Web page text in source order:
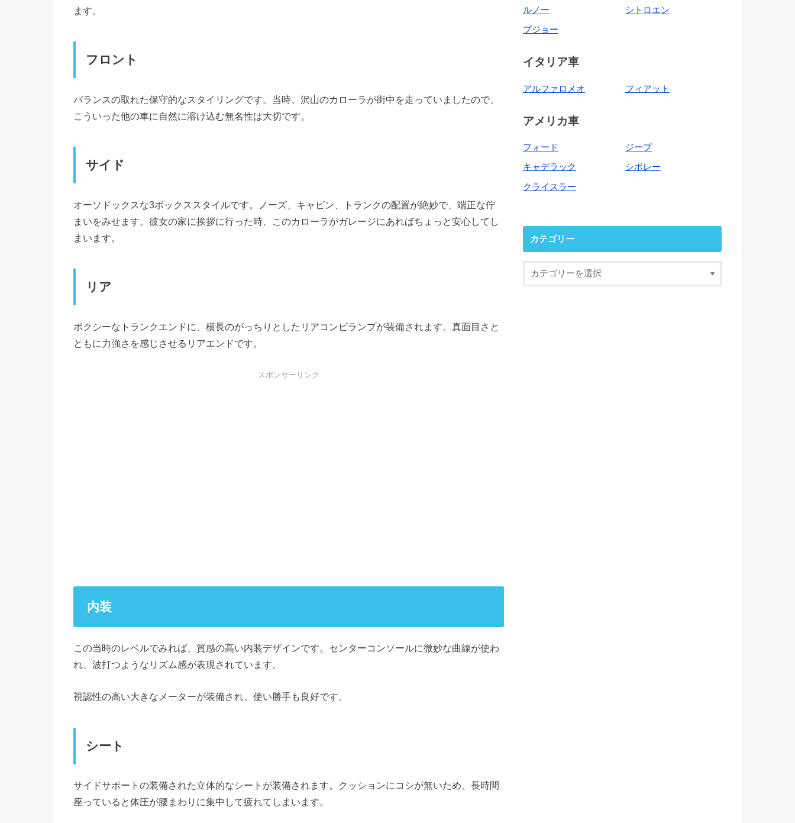
ます。
フロント
バランスの取れた保守的なスタイリングです。当時、沢山のカローラが街中を走っていましたので、
こういった他の車に自然に溶け込む無名性は大切です。
サイド
オーソドックスな3ボックススタイルです。ノーズ、キャビン、トランクの配置が絶妙で、端正な佇
まいをみせます。彼女の家に挨拶に行った時、このカローラがガレージにあればちょっと安心してし
まいます。
リア
ボクシーなトランクエンドに、横長のがっちりとしたリアコンビランプが装備されます。真面目さと
ともに力強さを感じさせるリアエンドです。
スポンサーリンク
内装
この当時のレベルでみれば、質感の高い内装デザインです。センターコンソールに微妙な曲線が使わ
れ、波打つようなリズム感が表現されています。
視認性の高い大きなメーターが装備され、使い勝手も良好です。
シート
サイドサポートの装備された立体的なシートが装備されます。クッションにコシが無いため、長時間
座っていると体圧が腰まわりに集中して疲れてしまいます。
ルノー
プジョー
シトロエン
イタリア車
アルファロメオ フィアット
アメリカ車
フォード
キャデラック
クライスラー
ジープ
シボレー
カテゴリー